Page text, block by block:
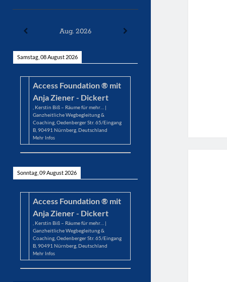
Aug. 2026
Samstag, 08 August 2026
Access Foundation ® mit
Anja Ziener - Dickert
Kerstin Biß – Räume für mehr… |
Ganzheitliche Wegbegleitung &
Coaching, Oedenberger Str. 65/Eingang
B, 90491 Nürnberg, Deutschland
Mehr Infos
Sonntag, 09 August 2026
Access Foundation ® mit
Anja Ziener - Dickert
Kerstin Biß – Räume für mehr… |
Ganzheitliche Wegbegleitung &
Coaching, Oedenberger Str. 65/Eingang
B, 90491 Nürnberg, Deutschland
Mehr Infos